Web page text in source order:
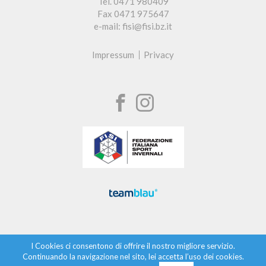
Fax 0471 975647
e-mail: fisi@fisi.bz.it
Impressum Privacy
I Cookies ci consentono di offrire il nostro migliore servizio.
Continuando la navigazione nel sito, lei accetta l’uso dei cookies.